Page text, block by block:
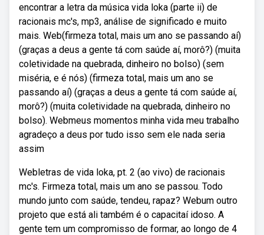
encontrar a letra da música vida loka (parte ii) de
racionais mc's, mp3, análise de significado e muito
mais. Web(firmeza total, mais um ano se passando aí)
(graças a deus a gente tá com saúde aí, morô?) (muita
coletividade na quebrada, dinheiro no bolso) (sem
miséria, e é nós) (firmeza total, mais um ano se
passando aí) (graças a deus a gente tá com saúde aí,
morô?) (muita coletividade na quebrada, dinheiro no
bolso). Webmeus momentos minha vida meu trabalho
agradeço a deus por tudo isso sem ele nada seria
assim
Webletras de vida loka, pt. 2 (ao vivo) de racionais
mc's. Firmeza total, mais um ano se passou. Todo
mundo junto com saúde, tendeu, rapaz? Webum outro
projeto que está ali também é o capacitaí idoso. A
gente tem um compromisso de formar, ao longo de 4